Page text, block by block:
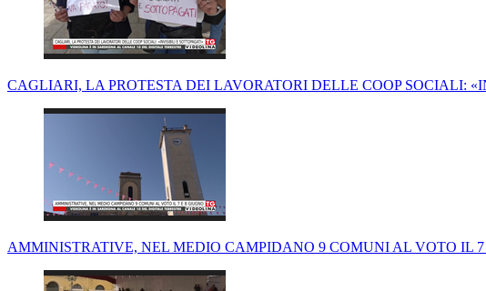
CAGLIARI, LA PROTESTA DEI LAVORATORI DELLE COOP SOCIALI:
AMMINISTRATIVE, NEL MEDIO CAMPIDANO 9 COMUNI AL VOTO IL 7